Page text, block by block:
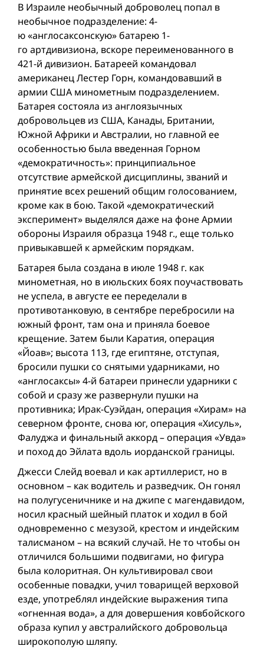
В Израиле необычный доброволец попал в
необычное подразделение: 4-
ю «англосаксонскую» батарею 1-
го артдивизиона, вскоре переименованного в
421-й дивизион. Батареей командовал
американец Лестер Горн, командовавший в
армии США минометным подразделением.
Батарея состояла из англоязычных
добровольцев из США, Канады, Британии,
Южной Африки и Австралии, но главной ее
особенностью была введенная Горном
«демократичность»: принципиальное
отсутствие армейской дисциплины, званий и
принятие всех решений общим голосованием,
кроме как в бою. Такой «демократический
эксперимент» выделялся даже на фоне Армии
обороны Израиля образца 1948 г., еще только
привыкавшей к армейским порядкам.
Батарея была создана в июле 1948 г. как
минометная, но в июльских боях поучаствовать
не успела, в августе ее переделали в
противотанковую, в сентябре перебросили на
южный фронт, там она и приняла боевое
крещение. Затем были Каратия, операция
«Йоав»; высота 113, где египтяне, отступая,
бросили пушки со снятыми ударниками, но
«англосаксы» 4-й батареи принесли ударники с
собой и сразу же развернули пушки на
противника; Ирак-Суэйдан, операция «Хирам» на
северном фронте, снова юг, операция «Хисуль»,
Фалуджа и финальный аккорд – операция «Увда»
и поход до Эйлата вдоль иорданской границы.
Джесси Слейд воевал и как артиллерист, но в
основном – как водитель и разведчик. Он гонял
на полугусеничнике и на джипе с магендавидом,
носил красный шейный платок и ходил в бой
одновременно с мезузой, крестом и индейским
талисманом – на всякий случай. Не то чтобы он
отличился большими подвигами, но фигура
была колоритная. Он культивировал свои
особенные повадки, учил товарищей верховой
езде, употреблял индейские выражения типа
«огненная вода», а для довершения ковбойского
образа купил у австралийского добровольца
широкополую шляпу.